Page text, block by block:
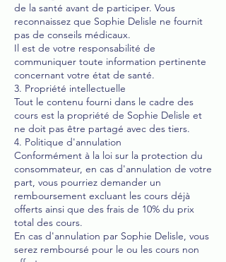
de la santé avant de participer. Vous
reconnaissez que Sophie Delisle ne fournit
pas de conseils médicaux.
Il est de votre responsabilité de
communiquer toute information pertinente
concernant votre état de santé.
3. Propriété intellectuelle
Tout le contenu fourni dans le cadre des
cours est la propriété de Sophie Delisle et
ne doit pas être partagé avec des tiers.
4. Politique d'annulation
Conformément à la loi sur la protection du
consommateur, en cas d'annulation de votre
part, vous pourriez demander un
remboursement excluant les cours déjà
offerts ainsi que des frais de 10% du prix
total des cours.
En cas d'annulation par Sophie Delisle, vous
serez remboursé pour le ou les cours non